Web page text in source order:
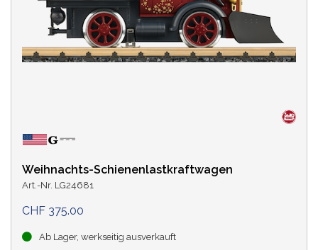
Weihnachts-Schienenlastkraftwagen
Art.-Nr. LG24681
CHF 375.00
Ab Lager, werkseitig ausverkauft